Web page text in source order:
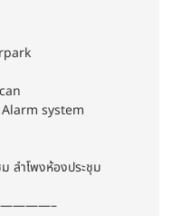
system
ลำโพงห้องประชุม